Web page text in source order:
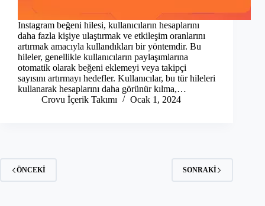
Instagram beğeni hilesi, kullanıcıların hesaplarını
daha fazla kişiye ulaştırmak ve etkileşim oranlarını
artırmak amacıyla kullandıkları bir yöntemdir. Bu
hileler, genellikle kullanıcıların paylaşımlarına
otomatik olarak beğeni eklemeyi veya takipçi
sayısını artırmayı hedefler. Kullanıcılar, bu tür hileleri
kullanarak hesaplarını daha görünür kılma,…
Crovu İçerik Takımı
Ocak 1, 2024
ÖNCEKI SONRAKI